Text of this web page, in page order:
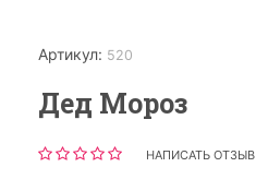
Артикул: 520
Дед Мороз
НАПИСАТЬ ОТЗЫВ